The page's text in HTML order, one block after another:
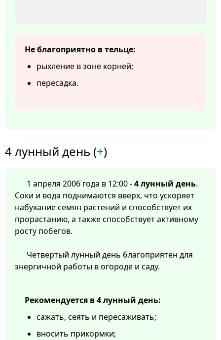
Не благоприятно в тельце:
рыхление в зоне корней;
пересадка.
4 лунный день (+)
1 апреля 2006 года в 12:00 -4 лунный день.
Соки и вода поднимаются вверх, что ускоряет
набухание семян растений и способствует их
прорастанию, а также способствует активному
росту побегов.
Четвертый лунный день благоприятен для
энергичной работы в огороде и саду.
Рекомендуется в 4 лунный день:
сажать, сеять и пересаживать;
вносить прикормки;